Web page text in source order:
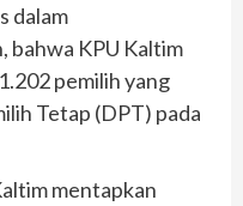
dalam
bahwa KPU Kaltim
pemilih yang
Tetap (DPT) pada
mentapkan